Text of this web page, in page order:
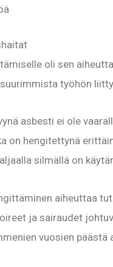
oli sen
työhön
asbesti ei ole
on hengitettynä
silmällä on
aiheuttaa
ja sairaudet
vuosien päästä